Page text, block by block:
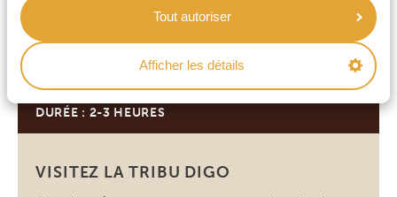
Tout autoriser
Afficher les détails
de Meryl Streep et de Robert Redford, cette merveille
naturelle a été la vedette […]
VOIR CETTE ACTIVITÉ
DURÉE : 2-3 HEURES
VISITEZ LA TRIBU DIGO